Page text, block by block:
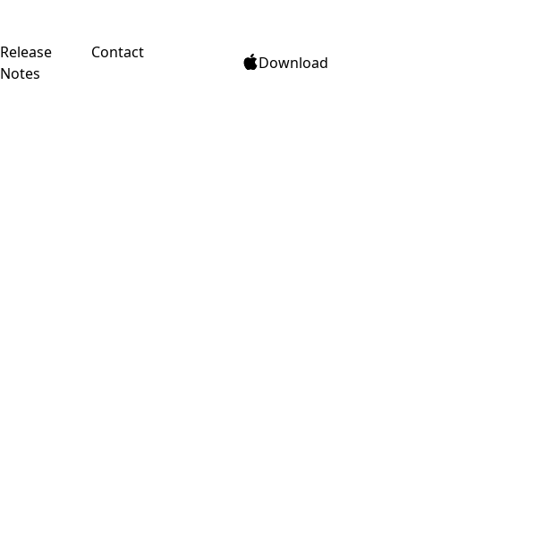
Release
Notes
Contact
Download